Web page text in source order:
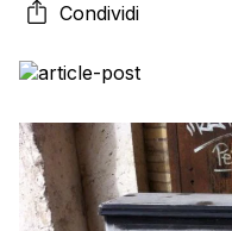
Condividi